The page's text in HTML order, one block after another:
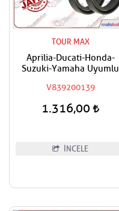
TOUR MAX
Aprilia-Ducati-Honda-
Suzuki-Yamaha Uyumlu
Keçesi
V839200139
1.316,00
İNCELE